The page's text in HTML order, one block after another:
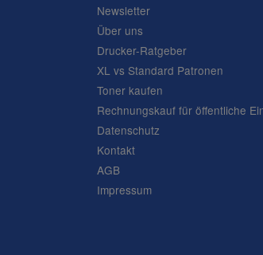
Newsletter
Über uns
Drucker-Ratgeber
XL vs Standard Patronen
Toner kaufen
Rechnungskauf für öffentliche
Datenschutz
Kontakt
AGB
Impressum